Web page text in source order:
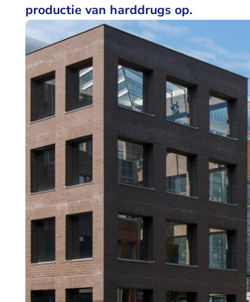
productie van harddrugs op.